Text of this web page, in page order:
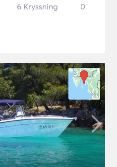
6 Kryssning 0